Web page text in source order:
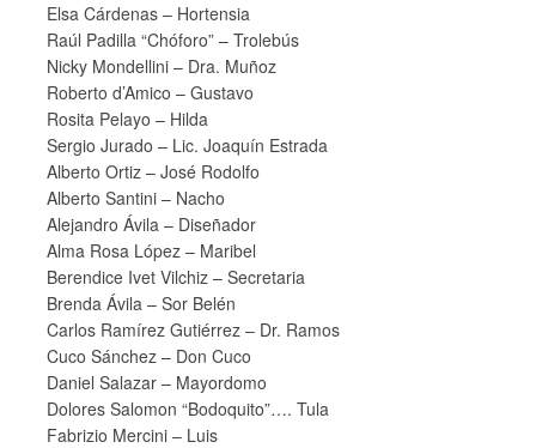
Elsa Cárdenas – Hortensia
Raúl Padilla “Chóforo” – Trolebús
Nicky Mondellini – Dra. Muñoz
Roberto d’Amico – Gustavo
Rosita Pelayo – Hilda
Sergio Jurado – Lic. Joaquín Estrada
Alberto Ortiz – José Rodolfo
Alberto Santini – Nacho
Alejandro Ávila – Diseñador
Alma Rosa López – Maribel
Berendice Ivet Vilchiz – Secretaria
Brenda Ávila – Sor Belén
Carlos Ramírez Gutiérrez – Dr. Ramos
Cuco Sánchez – Don Cuco
Daniel Salazar – Mayordomo
Dolores Salomon “Bodoquito”…. Tula
Fabrizio Mercini – Luis